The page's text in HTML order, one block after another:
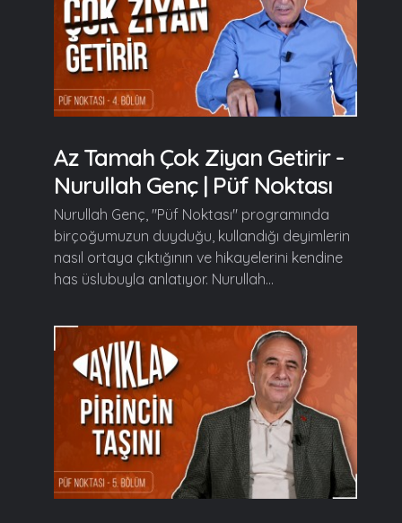
Az Tamah Çok Ziyan Getirir -
Nurullah Genç | Püf Noktası
Nurullah Genç, "Püf Noktası" programında
birçoğumuzun duyduğu, kullandığı deyimlerin
nasıl ortaya çıktığının ve hikayelerini kendine
has üslubuyla anlatıyor. Nurullah...